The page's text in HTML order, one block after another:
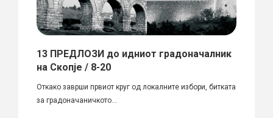
13 ПРЕДЛОЗИ до идниот градоначалник
на Скопје / 8-20
Откако заврши првиот круг од локалните избори, битката
за градоначаничкото...